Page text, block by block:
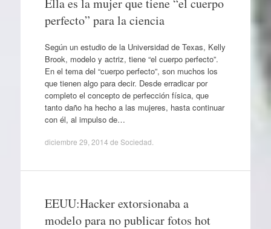
Ella es la mujer que tiene “el cuerpo
perfecto” para la ciencia
Según un estudio de la Universidad de Texas, Kelly
Brook, modelo y actriz, tiene “el cuerpo perfecto”.
En el tema del “cuerpo perfecto”, son muchos los
que tienen algo para decir. Desde erradicar por
completo el concepto de perfección física, que
tanto daño ha hecho a las mujeres, hasta continuar
con él, al impulso de…
diciembre 29, 2014 de Sociedad
EEUU:Hacker extorsionaba a
modelo para no publicar fotos hot